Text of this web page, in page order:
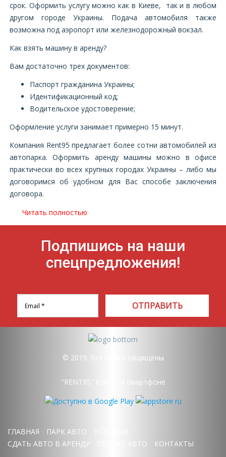
срок. Оформить услугу можно как в Киеве, так и в любом
другом городе Украины. Подача автомобиля также
возможна под аэропорт или железнодорожный вокзал.
Как взять машину в аренду?
Вам достаточно трех документов:
Паспорт гражданина Украины;
Идентификационный код;
Водительское удостоверение;
Оформление услуги занимает примерно 15 минут.
Компания Rent95 предлагает более сотни автомобилей из
автопарка. Оформить аренду машины можно в офисе
практически во всех крупных городах Украины – либо мы
договоримся об удобном для Вас способе заключения
договора.
Читать полностью
Подпишись на наши
спецпредложения!
ОТПРАВИТЬ
© 2019. Все права защищены
"RENT95" в вашем смартфоне
ГЛАВНАЯ ПАРК АВТО
СДАТЬ АВТО В АРЕНДУ
ПРОКАТ АВТО
КОНТАКТЫ